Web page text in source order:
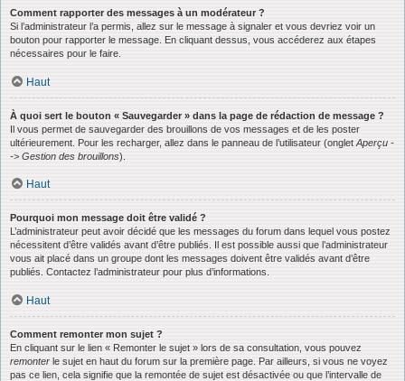
Comment rapporter des messages à un modérateur ?
Si l’administrateur l’a permis, allez sur le message à signaler et vous devriez voir un
bouton pour rapporter le message. En cliquant dessus, vous accéderez aux étapes
nécessaires pour le faire.
Haut
À quoi sert le bouton « Sauvegarder » dans la page de rédaction de message ?
Il vous permet de sauvegarder des brouillons de vos messages et de les poster
ultérieurement. Pour les recharger, allez dans le panneau de l’utilisateur (onglet Aperçu -
-> Gestion des brouillons).
Haut
Pourquoi mon message doit être validé ?
L’administrateur peut avoir décidé que les messages du forum dans lequel vous postez
nécessitent d’être validés avant d’être publiés. Il est possible aussi que l’administrateur
vous ait placé dans un groupe dont les messages doivent être validés avant d’être
publiés. Contactez l’administrateur pour plus d’informations.
Haut
Comment remonter mon sujet ?
En cliquant sur le lien « Remonter le sujet » lors de sa consultation, vous pouvez
remonter le sujet en haut du forum sur la première page. Par ailleurs, si vous ne voyez
pas ce lien, cela signifie que la remontée de sujet est désactivée ou que l’intervalle de